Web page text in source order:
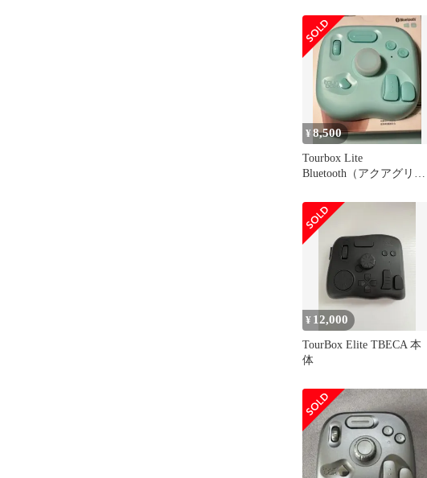
¥8,500
Tourbox Lite
Bluetooth（アクアグリー
¥ 12,000
TourBox Elite TBECA 本
体